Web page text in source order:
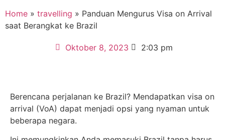
Home » travelling » Panduan Mengurus Visa on Arrival
saat Berangkat ke Brazil
Oktober 8, 2023 2:03 pm
Berencana perjalanan ke Brazil? Mendapatkan visa on
arrival (VoA) dapat menjadi opsi yang nyaman untuk
beberapa negara.